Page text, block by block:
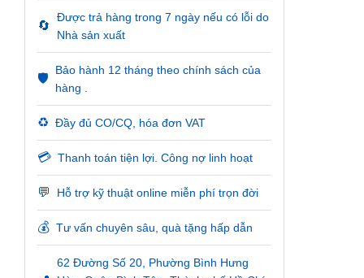
🔄
Được trả hàng trong 7 ngày nếu có lỗi do
Nhà sản xuất
🛡️
Bảo hành 12 tháng theo chính sách của
hàng .
♻️ Đầy đủ CO/CQ, hóa đơn VAT
💳 Thanh toán tiện lợi. Công nợ linh hoạt
💬 Hỗ trợ kỹ thuật online miễn phí trọn đời
💰 Tư vấn chuyên sâu, quà tặng hấp dẫn
62 Đường Số 20, Phường Bình Hưng